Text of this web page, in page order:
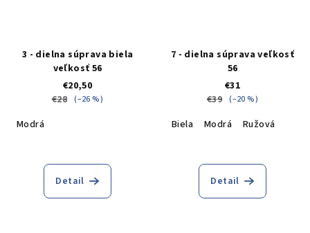
3 - dielna súprava biela
veľkosť 56
€20,50
€28 (–26 %)
Modrá
Detail
7 - dielna súprava veľkosť
56
€31
€39 (–20 %)
Biela Modrá Ružová
Detail